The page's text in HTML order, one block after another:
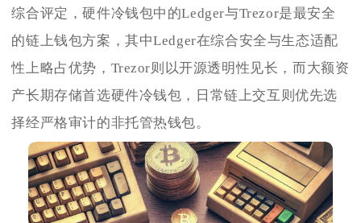
综合评定，硬件冷钱包中的Ledger与Trezor是最安全
的链上钱包方案，其中Ledger在综合安全与生态适配
性上略占优势，Trezor则以开源透明性见长，而大额资
产长期存储首选硬件冷钱包，日常链上交互则优先选
择经严格审计的非托管热钱包。